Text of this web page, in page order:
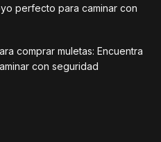
perfecto para caminar con
comprar muletas: Encuentra
con seguridad